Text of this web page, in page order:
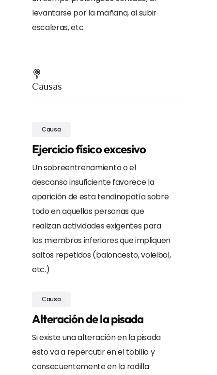
levantarse por la mañana, al subir
escaleras, etc.
Causas
Causa
Ejercicio físico excesivo
Un sobreentrenamiento o el
descanso insuficiente favorece la
aparición de esta tendinopatía sobre
todo en aquellas personas que
realizan actividades exigentes para
los miembros inferiores que impliquen
saltos repetidos (baloncesto, voleibol,
etc.)
Causa
Alteración de la pisada
Si existe una alteración en la pisada
esto va a repercutir en el tobillo y
consecuentemente en la rodilla